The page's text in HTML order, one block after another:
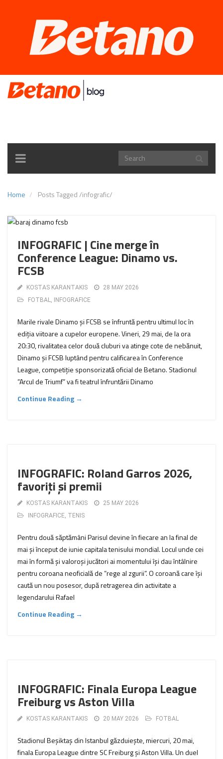
TOGGLE
NAVIGATION
Home Posts Tagged/infografic/
INFOGRAFIC | Cine merge în
Conference League: Dinamo vs.
FCSB
KOSTAS KARANTAKIS
28 MAY 2026
FOTBAL, INFOGRAFICE
Marile rivale Dinamo și FCSB se înfruntă pentru ultimul loc în
ediția viitoare a cupelor europene. Vineri, 29 mai, de la ora
20:30, rivalitatea celor două cluburi va atinge cote de nebănuit,
Dinamo și FCSB luptând pentru calificarea în Conference
League, competiție sponsorizată oficial de Betano. Stadionul
”Arcul de Triumf” va fi teatrul înfruntării Dinamo
Continue Reading →
INFOGRAFIC: Roland Garros 2026,
favoriți și premii
KOSTAS KARANTAKIS
25 MAY 2026
INFOGRAFICE, TENIS
Pentru două săptămâni Parisul devine în fiecare an la final de
mai și început de iunie capitala tenisului mondial. Locul unde cei
mai în formă și valoroși jucători ai momentului își dau întâlnire
pentru coroana neoficială de ”rege al zgurii”. O coroană care își
caută un nou posesor, după retragerea din activitate a
legendarului Rafael
Continue Reading →
INFOGRAFIC: Finala Europa League
Freiburg vs Aston Villa
KOSTAS KARANTAKIS 20 MAY 2026 FOTBAL
Stadionul Beșiktaș din Istanbul găzduiește, miercuri, 20 mai,
finala Europa League dintre SC Freiburg și Aston Villa. Un duel